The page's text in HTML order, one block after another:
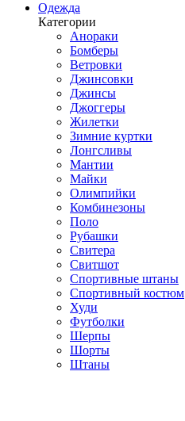
Одежда
Категории
Анораки
Бомберы
Ветровки
Джинсовки
Джинсы
Джоггеры
Жилетки
Зимние куртки
Лонгсливы
Мантии
Майки
Олимпийки
Комбинезоны
Поло
Рубашки
Свитера
Свитшот
Спортивные штаны
Спортивный костюм
Худи
Футболки
Шерпы
Шорты
Штаны